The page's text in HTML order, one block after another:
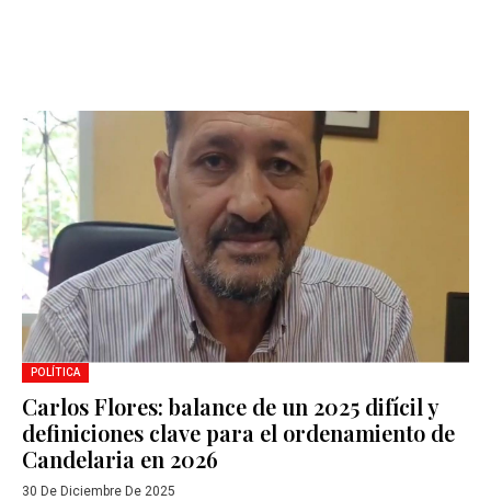
POLÍTICA
Carlos Flores: balance de un 2025 difícil y
definiciones clave para el ordenamiento de
Candelaria en 2026
30 De Diciembre De 2025